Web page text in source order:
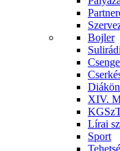
Bojler
XIV.
Lírai
Sport